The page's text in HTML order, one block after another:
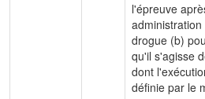
l'épreuve
administration
drogue (b)
qu'il s'agisse
dont
définie par le